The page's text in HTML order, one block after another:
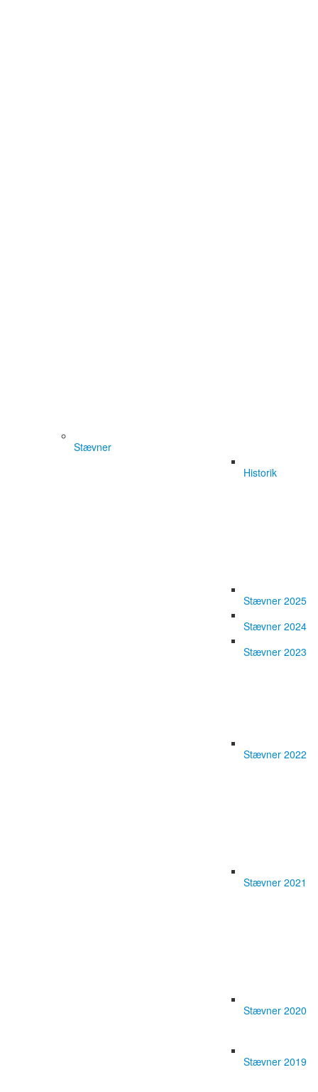
Stævner
Historik
Stævner 2025
Stævner 2024
Stævner 2023
Stævner 2022
Stævner 2021
Stævner 2020
Stævner 2019